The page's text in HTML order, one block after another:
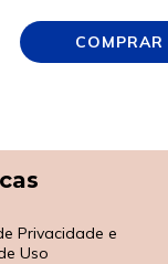
Privacidade e
Uso